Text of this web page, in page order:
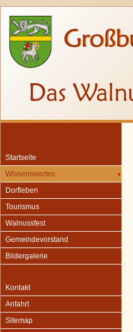
Startseite
Wissenswertes
Dorfleben
Tourismus
Walnussfest
Gemeindevorstand
Bildergalerie
Kontakt
Anfahrt
Sitemap